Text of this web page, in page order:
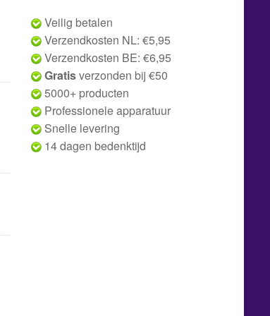
Veilig betalen
Verzendkosten NL: €5,95
Verzendkosten BE: €6,95
Gratisverzonden bij €50
5000+ producten
Professionele apparatuur
Snelle levering
14 dagen bedenktijd